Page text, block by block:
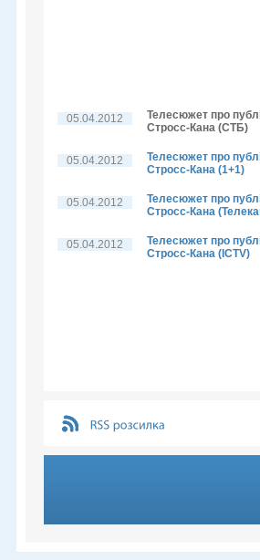
05.04.2012
Телесюжет про
Стросс-Кана (СТБ)
05.04.2012
Телесюжет про
Стросс-Кана (1+1)
05.04.2012
Телесюжет про
Стросс-Кана
05.04.2012
Телесюжет про
Стросс-Кана (ICTV)